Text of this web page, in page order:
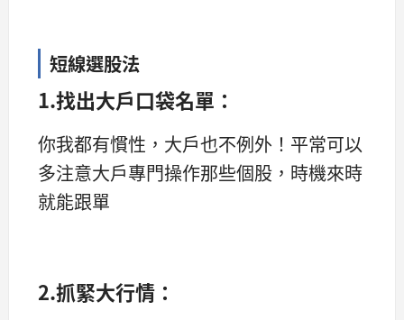
短線選股法
1.找出大戶口袋名單：
你我都有慣性，大戶也不例外！平常可以
多注意大戶專門操作那些個股，時機來時
就能跟單
2.抓緊大行情：